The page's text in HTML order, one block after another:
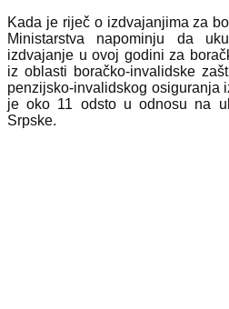
Kada je riječ o izdvajanjima za
Ministarstva napominju da
izdvajanje u ovoj godini za
iz oblasti boračko-invalidske
penzijsko-invalidskog osiguranja
je oko 11 odsto u odnosu na
Srpske.